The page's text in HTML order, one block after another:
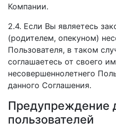
Компании.
2.4. Если Вы являетесь
(родителем, опекуном)
Пользователя, в таком
соглашаетесь от своего
несовершеннолетнего
данного Соглашения.
Предупреждение
пользователей